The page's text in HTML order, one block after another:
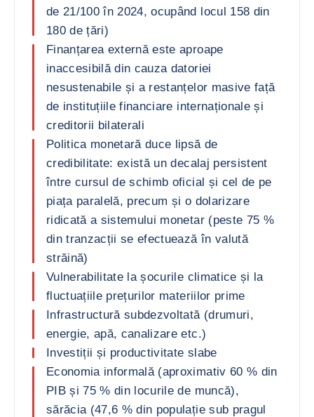
de 21/100 în 2024, ocupând locul 158 din
180 de țări)
Finanțarea externă este aproape
inaccesibilă din cauza datoriei
nesustenabile și a restanțelor masive față
de instituțiile financiare internaționale și
creditorii bilaterali
Politica monetară duce lipsă de
credibilitate: există un decalaj persistent
între cursul de schimb oficial și cel de pe
piața paralelă, precum și o dolarizare
ridicată a sistemului monetar (peste 75 %
din tranzacții se efectuează în valută
străină)
Vulnerabilitate la șocurile climatice și la
fluctuațiile prețurilor materiilor prime
Infrastructură subdezvoltată (drumuri,
energie, apă, canalizare etc.)
Investiții și productivitate slabe
Economia informală (aproximativ 60 % din
PIB și 75 % din locurile de muncă),
sărăcia (47,6 % din populație sub pragul